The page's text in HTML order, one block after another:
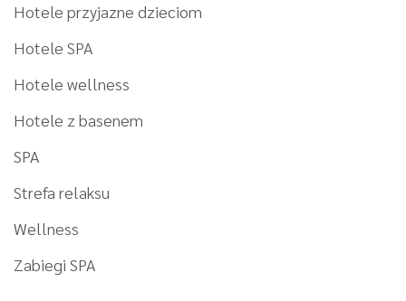
Hotele przyjazne dzieciom
Hotele SPA
Hotele wellness
Hotele z basenem
SPA
Strefa relaksu
Wellness
Zabiegi SPA